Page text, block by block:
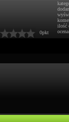
0pkt
ilość
ocena